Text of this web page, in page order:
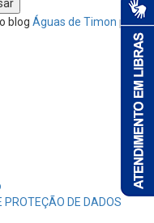
blog Águas de Timon por
PROTEÇÃO DE DADOS